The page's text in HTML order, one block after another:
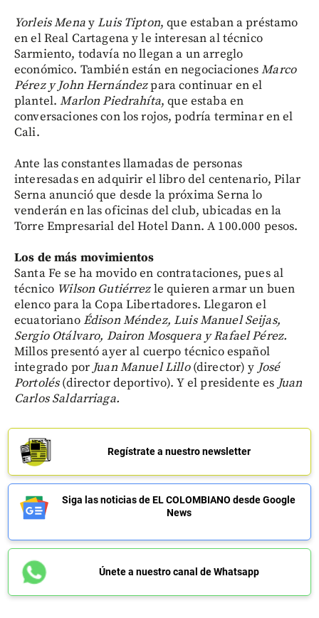
Yorleis MenayLuis Tipton, que estaban a préstamo
en el Real Cartagena y le interesan al técnico
Sarmiento, todavía no llegan a un arreglo
económico. También están en negociacionesMarco
Pérez y John Hernándezpara continuar en el
plantel.Marlon Piedrahíta, que estaba en
conversaciones con los rojos, podría terminar en el
Cali.
Ante las constantes llamadas de personas
interesadas en adquirir el libro del centenario, Pilar
Serna anunció que desde la próxima Serna lo
venderán en las oficinas del club, ubicadas en la
Torre Empresarial del Hotel Dann. A 100.000 pesos.
Los de más movimientos
Santa Fe se ha movido en contrataciones, pues al
técnico Wilson Gutiérrezle quieren armar un buen
elenco para la Copa Libertadores. Llegaron el
ecuatorianoÉdison Méndez, Luis Manuel Seijas,
Sergio Otálvaro, Dairon Mosquera y Rafael Pérez.
Millos presentó ayer al cuerpo técnico español
integrado por Juan Manuel Lillo(director) y José
Portolés(director deportivo). Y el presidente es Juan
Carlos Saldarriaga.
Regístrate a nuestro newsletter
Siga las noticias de EL COLOMBIANO desde Google
News
Únete a nuestro canal de Whatsapp